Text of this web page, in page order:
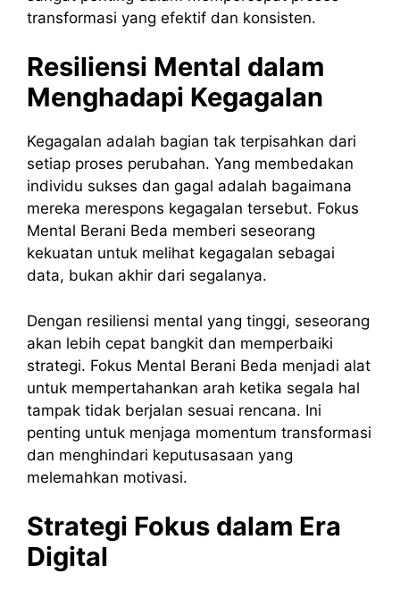
transformasi yang efektif dan konsisten.
Resiliensi Mental dalam
Menghadapi Kegagalan
Kegagalan adalah bagian tak terpisahkan dari
setiap proses perubahan. Yang membedakan
individu sukses dan gagal adalah bagaimana
mereka merespons kegagalan tersebut. Fokus
Mental Berani Beda memberi seseorang
kekuatan untuk melihat kegagalan sebagai
data, bukan akhir dari segalanya.
Dengan resiliensi mental yang tinggi, seseorang
akan lebih cepat bangkit dan memperbaiki
strategi. Fokus Mental Berani Beda menjadi alat
untuk mempertahankan arah ketika segala hal
tampak tidak berjalan sesuai rencana. Ini
penting untuk menjaga momentum transformasi
dan menghindari keputusasaan yang
melemahkan motivasi.
Strategi Fokus dalam Era
Digital